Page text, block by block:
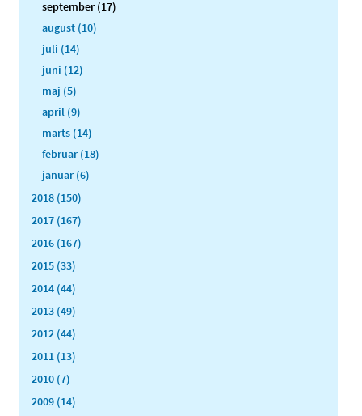
september (17)
august (10)
juli (14)
juni (12)
maj (5)
april (9)
marts (14)
februar (18)
januar (6)
2018 (150)
2017 (167)
2016 (167)
2015 (33)
2014 (44)
2013 (49)
2012 (44)
2011 (13)
2010 (7)
2009 (14)